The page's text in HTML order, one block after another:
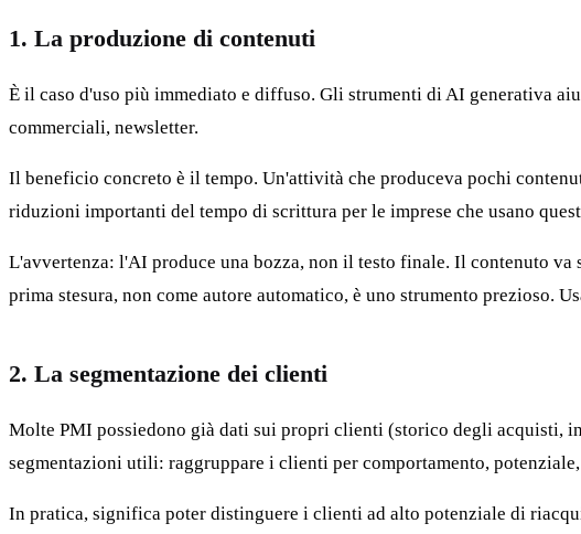
1. La produzione di contenuti
È il caso d'uso più immediato e diffuso. Gli strumenti di AI generativa
commerciali, newsletter.
Il beneficio concreto è il tempo. Un'attività che produceva pochi
riduzioni importanti del tempo di scrittura per le imprese che usano
L'avvertenza: l'AI produce una bozza, non il testo finale. Il contenuto
prima stesura, non come autore automatico, è uno strumento prezioso.
2. La segmentazione dei clienti
Molte PMI possiedono già dati sui propri clienti (storico degli acquisti,
segmentazioni utili: raggruppare i clienti per comportamento,
In pratica, significa poter distinguere i clienti ad alto potenziale di